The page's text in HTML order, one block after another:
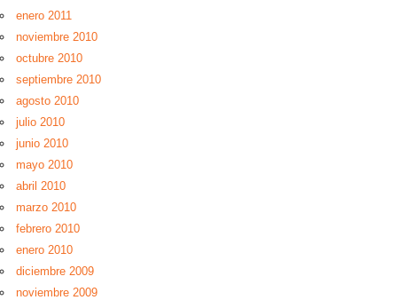
enero 2011
noviembre 2010
octubre 2010
septiembre 2010
agosto 2010
julio 2010
junio 2010
mayo 2010
abril 2010
marzo 2010
febrero 2010
enero 2010
diciembre 2009
noviembre 2009